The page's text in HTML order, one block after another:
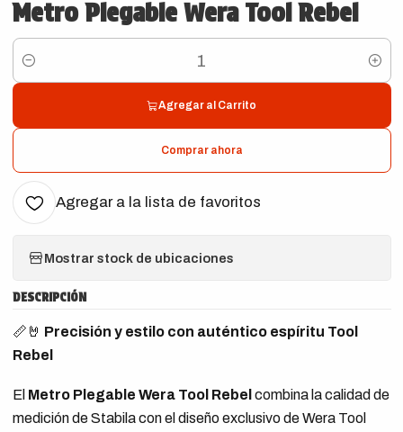
Metro Plegable Wera Tool Rebel
Cantidad
Agregar al Carrito
Comprar ahora
Agregar a la lista de favoritos
Mostrar stock de ubicaciones
DESCRIPCIÓN
📏🤘 Precisión y estilo con auténtico espíritu Tool
Rebel
El Metro Plegable Wera Tool Rebel combina la calidad de
medición de Stabila con el diseño exclusivo de Wera Tool